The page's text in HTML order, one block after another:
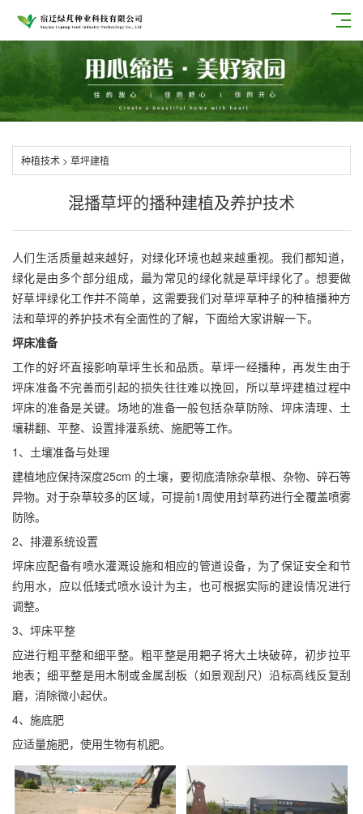
种植技术 > 草坪建植
混播草坪的播种建植及养护技术
人们生活质量越来越好，对绿化环境也越来越重视。我们都知道，
绿化是由多个部分组成，最为常见的绿化就是草坪绿化了。想要做
好草坪绿化工作并不简单，这需要我们对草坪草种子的种植播种方
法和草坪的养护技术有全面性的了解，下面给大家讲解一下。
坪床准备
工作的好坏直接影响草坪生长和品质。草坪一经播种，再发生由于
坪床准备不完善而引起的损失往往难以挽回，所以草坪建植过程中
坪床的准备是关键。场地的准备一般包括杂草防除、坪床清理、土
壤耕翻、平整、设置排灌系统、施肥等工作。
1、土壤准备与处理
建植地应保持深度25cm 的土壤，要彻底清除杂草根、杂物、碎石等
异物。对于杂草较多的区域，可提前1周使用封草药进行全覆盖喷雾
防除。
2、排灌系统设置
坪床应配备有喷水灌溉设施和相应的管道设备，为了保证安全和节
约用水，应以低矮式喷水设计为主，也可根据实际的建设情况进行
调整。
3、坪床平整
应进行粗平整和细平整。粗平整是用耙子将大土块破碎，初步拉平
地表；细平整是用木制或金属刮板（如景观刮尺）沿标高线反复刮
磨，消除微小起伏。
4、施底肥
应适量施肥，使用生物有机肥。